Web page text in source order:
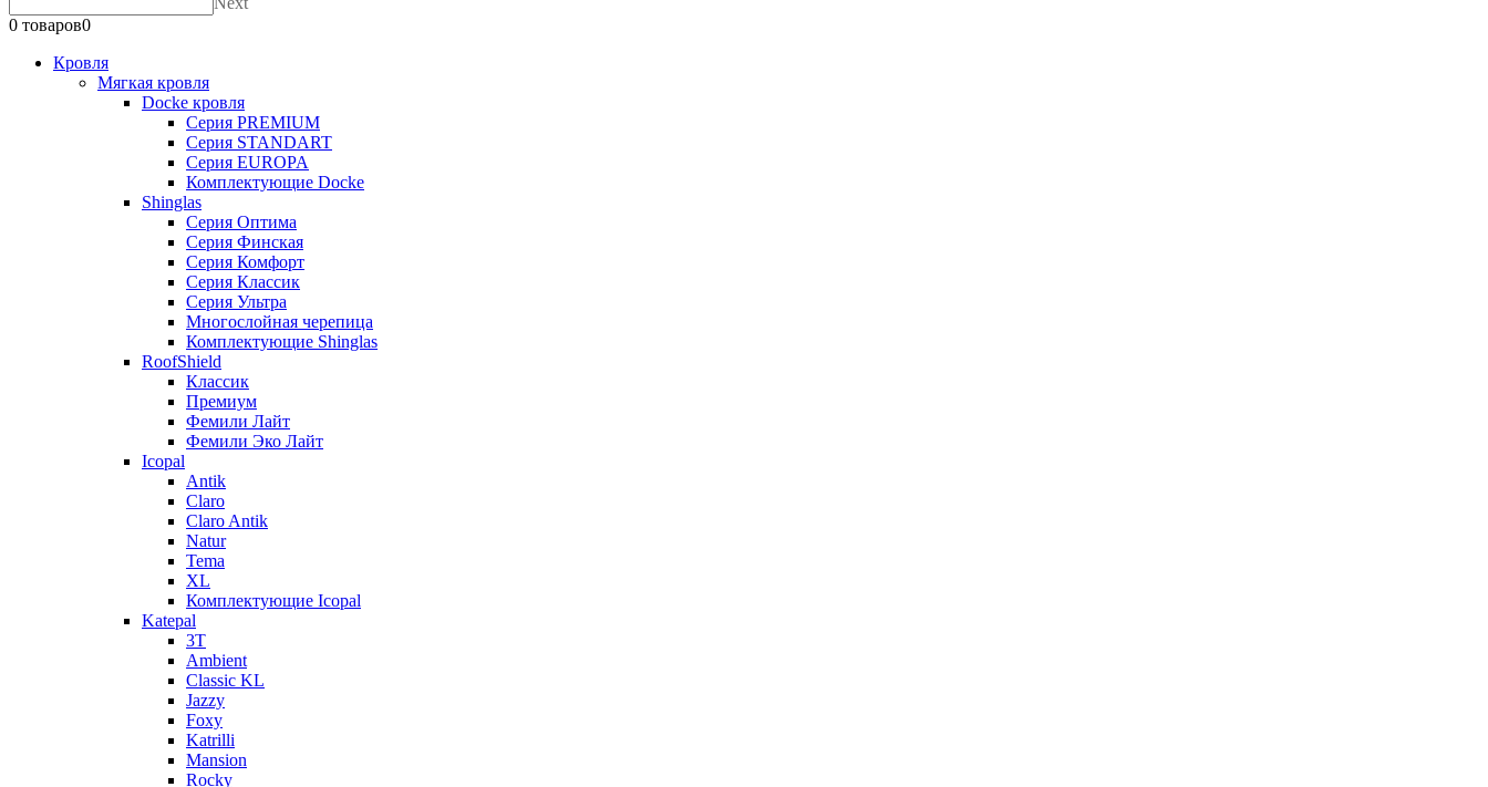
0 товаров0
Кровля
Мягкая кровля
Docke кровля
Серия PREMIUM
Серия STANDART
Серия EUROPA
Комплектующие Docke
Shinglas
Серия Оптима
Серия Финская
Серия Комфорт
Серия Классик
Серия Ультра
Многослойная черепица
Комплектующие Shinglas
RoofShield
Классик
Премиум
Фемили Лайт
Фемили Эко Лайт
Icopal
Antik
Claro
Claro Antik
Natur
Tema
XL
Комплектующие Icopal
Katepal
3T
Ambient
Classic KL
Jazzy
Foxy
Katrilli
Mansion
Rocky